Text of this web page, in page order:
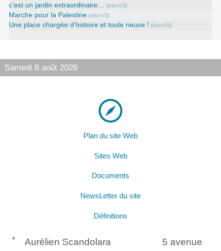
c’est un jardin extraordinaire… (elusVX)
Marche pour la Palestine (elusVX)
Une place chargée d’histoire et toute neuve ! (elusVX)
Samedi 8 août 2026
Plan du site Web
Sites Web
Documents
NewsLetter du site
Définitions
Aurélien Scandolara
5 avenue